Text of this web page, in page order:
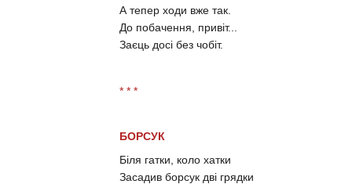
А тепер ходи вже так.
До побачення, привіт...
Заєць досі без чобіт.
* * *
БОРСУК
Біля гатки, коло хатки
Засадив борсук дві грядки